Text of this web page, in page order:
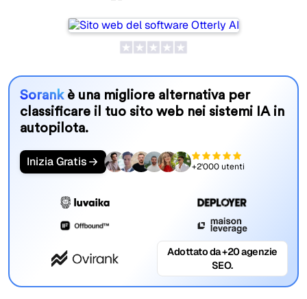
Sorank è una migliore alternativa per
classificare il tuo sito web nei sistemi IA in
autopilota.
Inizia Gratis +2'000 utenti
Adottato da +20 agenzie
SEO.